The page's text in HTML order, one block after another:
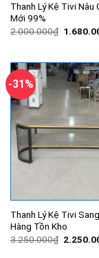
Thanh Lý Kệ Tivi Nâu
Mới 99%
2.000.000₫ Giá
-31%
Thanh Lý Kệ Tivi
Hàng Tồn Kho
3.250.000₫ Giá